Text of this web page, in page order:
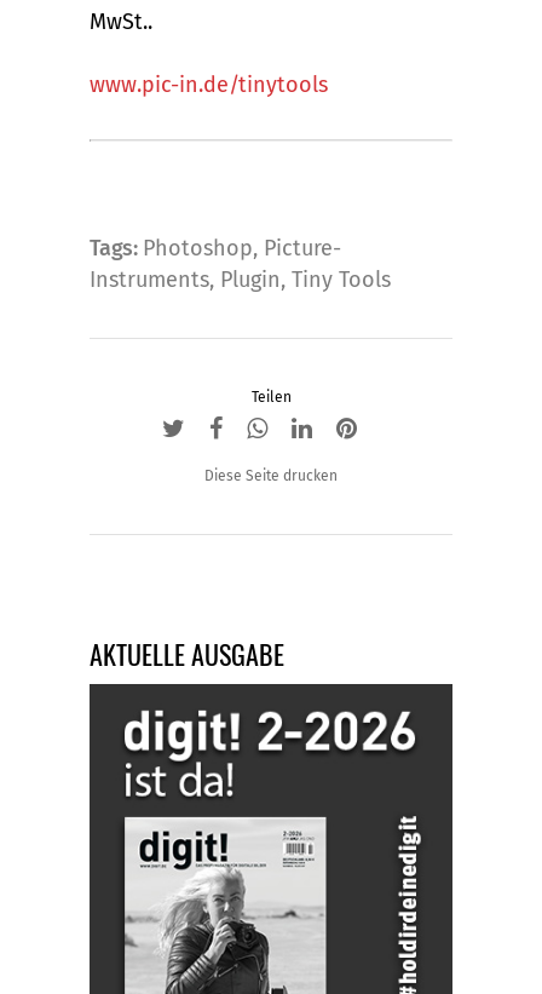
MwSt..
www.pic-in.de/tinytools
Tags: Photoshop, Picture-
Instruments, Plugin, Tiny Tools
Teilen
Diese Seite drucken
AKTUELLE AUSGABE